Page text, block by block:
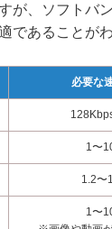
が、ソフトバ
であることがわ
必要な
1〜
1.2〜
1〜